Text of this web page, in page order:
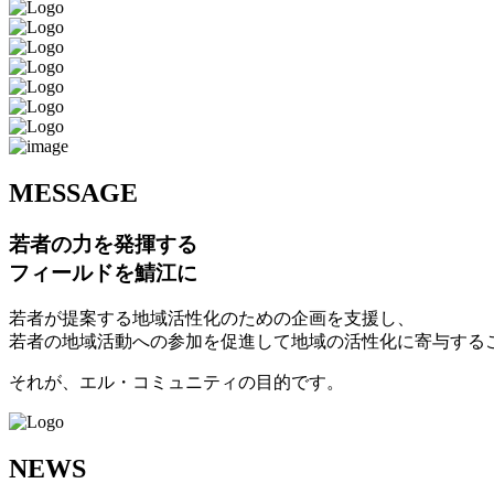
MESSAGE
若者の力を発揮する
フィールドを鯖江に
若者が提案する地域活性化のための企画を支援し、
若者の地域活動への参加を促進して地域の活性化に寄与する
それが、エル・コミュニティの目的です。
NEWS